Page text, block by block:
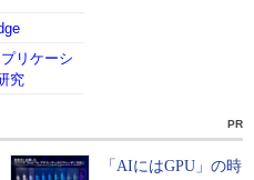
リケーシ
究
PR